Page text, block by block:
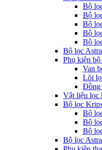
Bộ
Bộ
Bộ
Bộ
Bộ
Bộ lọc
Phụ kiện
Van
Lõi
Đồng
Vật liệu lọc
Bộ lọc
Bộ
Bộ
Bộ
Bộ lọc